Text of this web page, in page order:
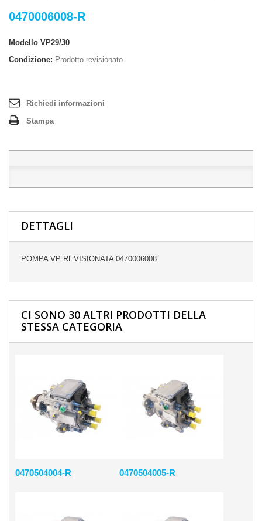
0470006008-R
Modello VP29/30
Condizione: Prodotto revisionato
Richiedi informazioni
Stampa
DETTAGLI
POMPA VP REVISIONATA 0470006008
CI SONO 30 ALTRI PRODOTTI DELLA
STESSA CATEGORIA
0470504004-R 0470504005-R